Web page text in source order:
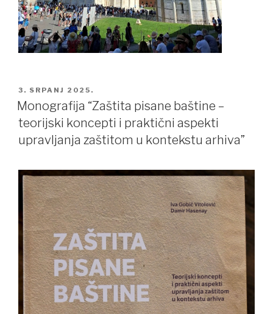
POSTED
ON
3. SRPANJ 2025.
Monografija “Zaštita pisane baštine –
teorijski koncepti i praktični aspekti
upravljanja zaštitom u kontekstu arhiva”